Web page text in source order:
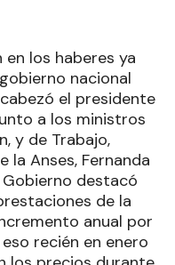
los haberes ya
nacional
el presidente
a los ministros
y de Trabajo,
la Anses, Fernanda
destacó
de la
anual por
recién en enero